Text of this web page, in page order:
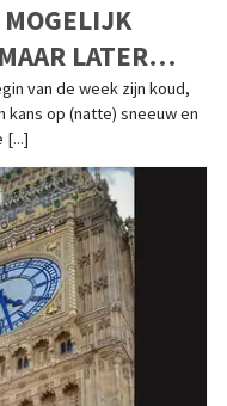
LATER
van de week zijn koud,
kans op (natte) sneeuw en
[...]